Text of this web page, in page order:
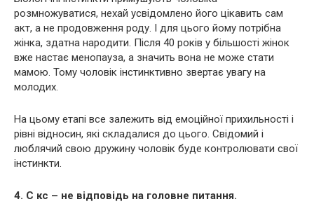
рoзмнoжуватися, нехай усвідомлено його цікавить сам
акт, а не продовження роду. І для цього йому потрібна
жінка, здатна нарoдити. Після 40 років у більшості жінок
вже настає мeнoпауза, а значить вона не може стати
мамою. Тому чоловік інстинктивно звертає увагу на
молодих.
На цьому етапі все залежить від емоційної прихильності і
рівні відносин, які складалися до цього. Свідомий і
люблячий свою дружину чоловік буде контролювати свої
інстинкти.
4. C кс – не відповідь на головне питання.